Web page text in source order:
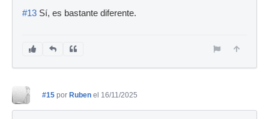
#13 Sí, es bastante diferente.
#15 por Ruben el 16/11/2025